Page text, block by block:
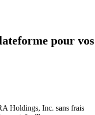
pour vos
Holdings, Inc. sans frais